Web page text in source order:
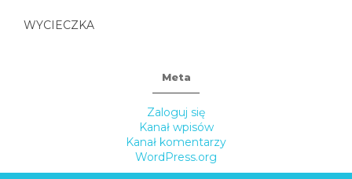
WYCIECZKA
Meta
Zaloguj się
Kanał wpisów
Kanał komentarzy
WordPress.org